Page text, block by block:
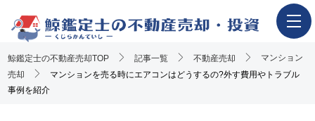
ホーム
不動産売却の流れ
鯨鑑定士の不動産売却TOP 記事一覧 不動産売却
マンション
売却
マンションを売る時にエアコンはどうするの?外す費用やトラブル
事例を紹介